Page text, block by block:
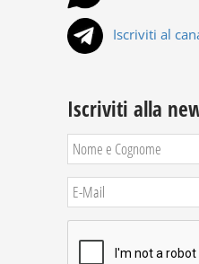
Iscriviti al
Iscriviti alla